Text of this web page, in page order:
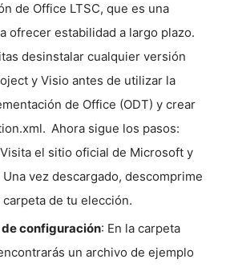
de Office LTSC, que es una
ofrecer estabilidad a largo plazo.
desinstalar cualquier versión
y Visio antes de utilizar la
de Office (ODT) y crear
Ahora sigue los pasos:
el sitio oficial de Microsoft y
vez descargado, descomprime
de tu elección.
configuración: En la carpeta
un archivo de ejemplo